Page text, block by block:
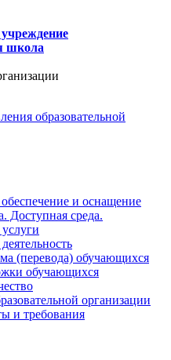
школа
образовательной
и оснащение
Доступная среда.
(перевода) обучающихся
обучающихся
организации
и требования